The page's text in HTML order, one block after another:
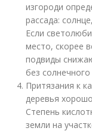
изгороди
рассада:
Если
место, скорее
подвиды
без солнечного
Притязания к
деревья
Степень
земли на